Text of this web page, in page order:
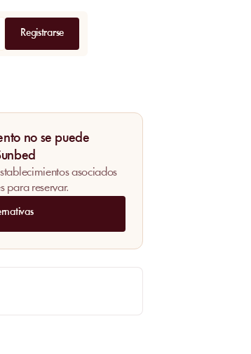
Registrarse
no se puede
asociados
para reservar.